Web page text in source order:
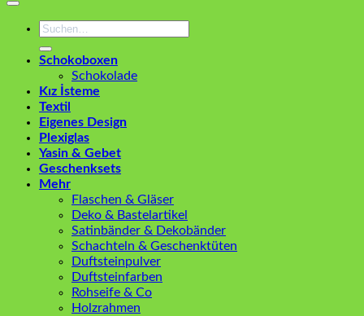
Suchen
Schokoboxen
Schokolade
Kız İsteme
Textil
Eigenes Design
Plexiglas
Yasin & Gebet
Geschenksets
Mehr
Flaschen & Gläser
Deko & Bastelartikel
Satinbänder & Dekobänder
Schachteln & Geschenktüten
Duftsteinpulver
Duftsteinfarben
Rohseife & Co
Holzrahmen